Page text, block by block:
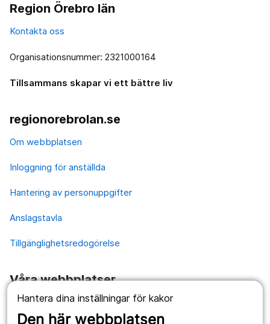
Hantera dina inställningar för kakor
Den här webbplatsen
Region Örebro län
Kontakta oss
Organisationsnummer: 2321000164
Tillsammans skapar vi ett bättre liv
regionorebrolan.se
Om webbplatsen
Inloggning för anställda
Hantering av personuppgifter
Anslagstavla
Tillgänglighetsredogörelse
Våra webbplatser
1177.se